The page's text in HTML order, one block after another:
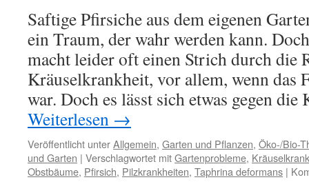
Saftige Pfirsiche aus dem eigenen
ein Traum, der wahr werden kann.
macht leider oft einen Strich durch die
Kräuselkrankheit, vor allem, wenn das
war. Doch es lässt sich etwas gegen
Weiterlesen →
Veröffentlicht unterAllgemein, Garten und Pflanzen, Öko-/Bio-
und Garten | Verschlagwortet mitGartenprobleme,
Obstbäume, Pfirsich, Pilzkrankheiten, Taphrina deformans |